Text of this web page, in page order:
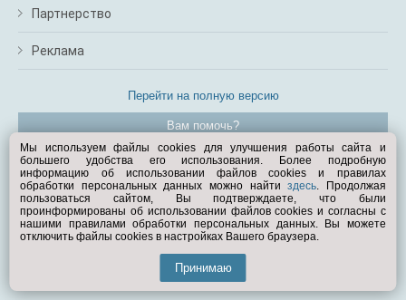
Партнерство
Реклама
Перейти на полную версию
Вам помочь?
© Exist.ru 1998—2026
Мы используем файлы cookies для улучшения работы сайта и
большего удобства его использования. Более подробную
информацию об использовании файлов cookies и правилах
обработки персональных данных можно найтиздесь. Продолжая
пользоваться сайтом, Вы подтверждаете, что были
проинформированы об использовании файлов cookies и согласны с
нашими правилами обработки персональных данных. Вы можете
отключить файлы cookies в настройках Вашего браузера.
Принимаю